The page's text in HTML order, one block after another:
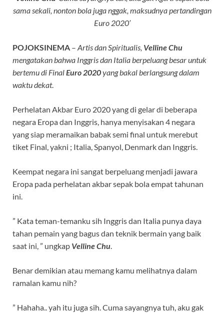
sama sekali, nonton bola juga nggak, maksudnya pertandingan
Euro 2020’
POJOKSINEMA – Artis dan Spiritualis, Velline Chu
mengatakan bahwa Inggris dan Italia berpeluang besar untuk
bertemu di Final Euro 2020yang bakal berlangsung dalam
waktu dekat.
Perhelatan Akbar Euro 2020 yang di gelar di beberapa
negara Eropa dan Inggris, hanya menyisakan 4 negara
yang siap meramaikan babak semi final untuk merebut
tiket Final, yakni ; Italia, Spanyol, Denmark dan Inggris.
Keempat negara ini sangat berpeluang menjadi jawara
Eropa pada perhelatan akbar sepak bola empat tahunan
ini.
” Kata teman-temanku sih Inggris dan Italia punya daya
tahan pemain yang bagus dan teknik bermain yang baik
saat ini, ” ungkap Velline Chu
Benar demikian atau memang kamu melihatnya dalam
ramalan kamu nih?
” Hahaha.. yah itu juga sih. Cuma sayangnya tuh, aku gak